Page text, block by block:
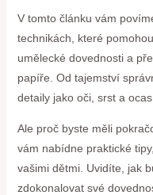
V tomto článku vám
technikách, které
umělecké dovednosti a
papíře. Od tajemství
detaily jako oči, srst a
Ale proč byste měli
vám nabídne praktické
vašimi dětmi. Uvidíte, jak
zdokonalovat své